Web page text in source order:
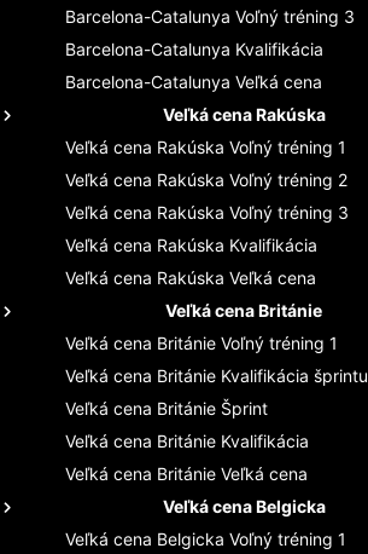
Barcelona-Catalunya Voľný tréning 3
Barcelona-Catalunya Kvalifikácia
Barcelona-Catalunya Veľká cena
Veľká cena Rakúska
Veľká cena Rakúska Voľný tréning 1
Veľká cena Rakúska Voľný tréning 2
Veľká cena Rakúska Voľný tréning 3
Veľká cena Rakúska Kvalifikácia
Veľká cena Rakúska Veľká cena
Veľká cena Británie
Veľká cena Británie Voľný tréning 1
Veľká cena Británie Kvalifikácia šprintu
Veľká cena Británie Šprint
Veľká cena Británie Kvalifikácia
Veľká cena Británie Veľká cena
Veľká cena Belgicka
Veľká cena Belgicka Voľný tréning 1